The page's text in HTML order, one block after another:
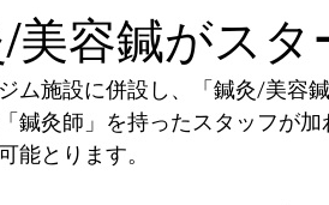
美容鍼がスタ
ム施設に併設し、「鍼灸/美容
鍼灸師」を持ったスタッフが
能とります。